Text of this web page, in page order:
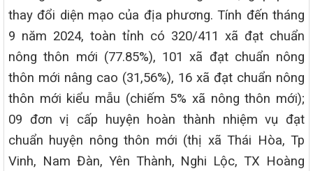
thay đổi diện mạo của địa phương. Tính đến tháng
9 năm 2024, toàn tỉnh có 320/411 xã đạt chuẩn
nông thôn mới (77.85%), 101 xã đạt chuẩn nông
thôn mới nâng cao (31,56%), 16 xã đạt chuẩn nông
thôn mới kiểu mẫu (chiếm 5% xã nông thôn mới);
09 đơn vị cấp huyện hoàn thành nhiệm vụ đạt
chuẩn huyện nông thôn mới (thị xã Thái Hòa, Tp
Vinh, Nam Đàn, Yên Thành, Nghi Lộc, TX Hoàng